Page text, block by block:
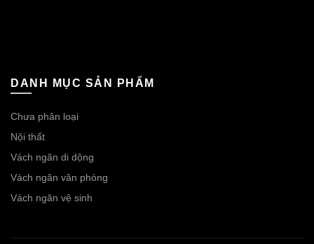
DANH MỤC SẢN PHẨM
Chưa phân loại
Nội thất
Vách ngăn di dộng
Vách ngăn văn phòng
Vách ngăn vệ sinh